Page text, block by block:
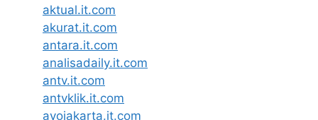
aktual.it.com
akurat.it.com
antara.it.com
analisadaily.it.com
antv.it.com
antvklik.it.com
ayojakarta.it.com